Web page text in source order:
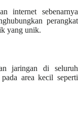
internet sebenarnya
perangkat
yang unik.
jaringan di seluruh
area kecil seperti